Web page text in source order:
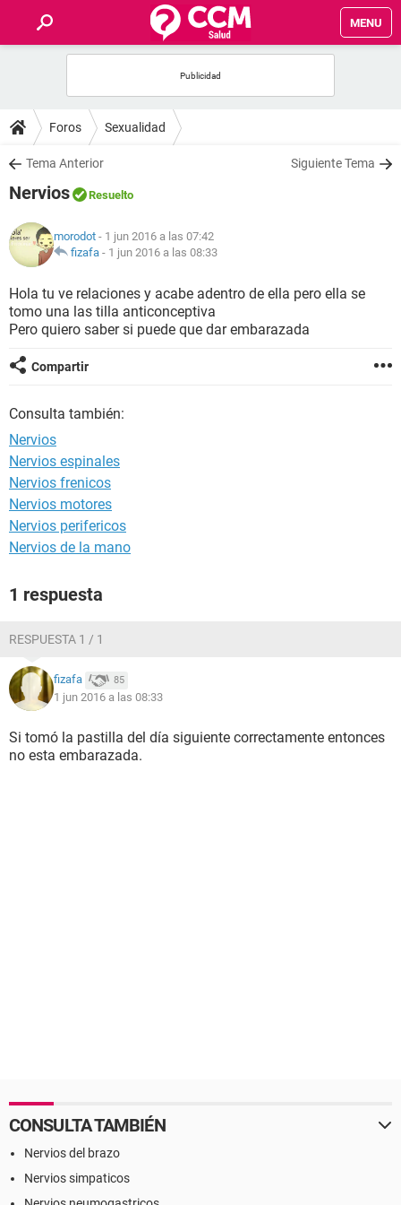
MENU
FOROS
SALUD
NUTRICIÓN
BIENESTAR
Foros Sexualidad
Tema Anterior Siguiente Tema
Nervios Resuelto
morodot - 1 jun 2016 a las 07:42
fizafa - 1 jun 2016 a las 08:33
Hola tu ve relaciones y acabe adentro de ella pero ella se
tomo una las tilla anticonceptiva
Pero quiero saber si puede que dar embarazada
Compartir
Consulta también:
Nervios
Nervios espinales
Nervios frenicos
Nervios motores
Nervios perifericos
Nervios de la mano
1 respuesta
RESPUESTA 1 / 1
fizafa 85
1 jun 2016 a las 08:33
Si tomó la pastilla del día siguiente correctamente entonces
no esta embarazada.
CONSULTA TAMBIÉN
Nervios del brazo
Nervios simpaticos